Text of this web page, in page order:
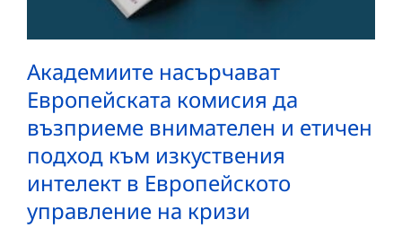
Академиите насърчават
Европейската комисия да
възприеме внимателен и етичен
подход към изкуствения
интелект в Европейското
управление на кризи